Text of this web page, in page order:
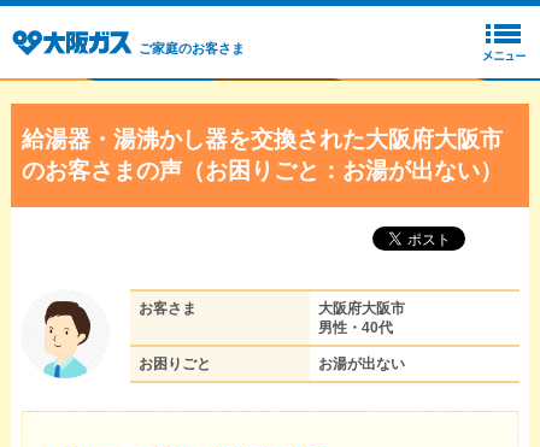
ご家庭のお客さま
給湯器・湯沸かし器を交換された大阪府大阪市
のお客さまの声（お困りごと：お湯が出ない）
お客さま
大阪府大阪市
男性・40代
お困りごと お湯が出ない